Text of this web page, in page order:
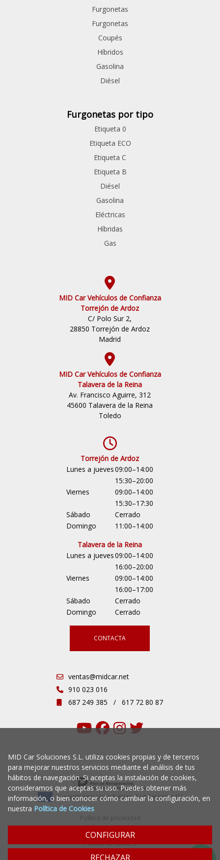
Furgonetas
Furgonetas
Coupés
Híbridos
Gasolina
Diésel
Furgonetas por tipo
Etiqueta 0
Etiqueta ECO
Etiqueta C
Etiqueta B
Diésel
Gasolina
Eléctricas
Híbridas
Gas
MID Car Vehículos de Confianza
Torrejón de Ardoz
C/ Polo Sur 2,
28850 Torrejón de Ardoz
Madrid
MID Car Vehículos de Confianza
Talavera de la Reina
Av. Francisco Aguirre, 312
45600 Talavera de la Reina
Toledo
Torrejón de Ardoz
Lunes a jueves09:00–14:00
15:30–20:00
Viernes
09:00–14:00
15:30–17:30
Sábado
Cerrado
Domingo
11:00–14:00
Talavera de la Reina
Lunes a jueves09:00–14:00
16:00–20:00
Viernes
09:00–14:00
16:00–17:00
Sábado
Cerrado
Domingo
Cerrado
CONTACTA
ventas@midcar.net
910 023 016
687 249 385
/ 617 72 80 87
Financiado por la Unión Europea - Next Generation EU
Política de privacidad
Aviso legal
Política de cookies
MID Car Soluciones S.L. utiliza cookies propias y de terceros
para mejorar nuestros servicios mediante el análisis de tus
hábitos de navegación. Si aceptas la instalación de cookies,
consideramos que aceptas su uso. Puedes obtener más
información, o bien conocer cómo cambiar la configuración, en
nuestra Política de Cookies
CONFIGURAR
RECHAZAR